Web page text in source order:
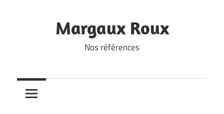
Margaux Roux
Nos références